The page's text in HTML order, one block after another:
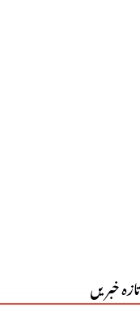
توسیع
تازہ خبریں